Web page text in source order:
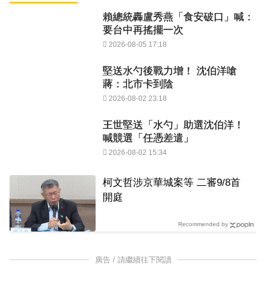
賴總統轟盧秀燕「食安破口」喊：
要台中再搖擺一次
2026-08-05 17:18
堅送水勺後戰力增！ 沈伯洋嗆
蔣：北市卡到陰
2026-08-02 23:18
王世堅送「水勺」助選沈伯洋！
喊競選「任憑差遣」
2026-08-02 15:34
柯文哲涉京華城案等 二審9/8首
開庭
Recommended by
廣告 / 請繼續往下閱讀